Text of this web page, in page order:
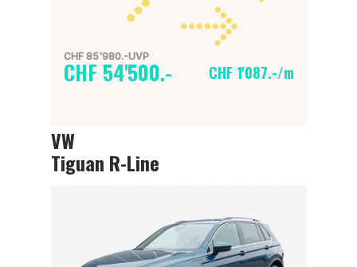
CHF 85'980.-UVP
CHF 54'500.- CHF 1'087.-/m
VW
Tiguan R-Line